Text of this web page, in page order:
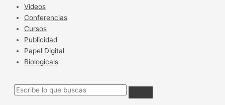
Videos
Conferencias
Cursos
Publicidad
Papel Digital
Biologicals